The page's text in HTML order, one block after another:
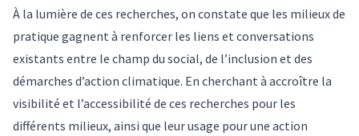
À la lumière de ces recherches, on constate que les milieux de
pratique gagnent à renforcer les liens et conversations
existants entre le champ du social, de l’inclusion et des
démarches d’action climatique. En cherchant à accroître la
visibilité et l’accessibilité de ces recherches pour les
différents milieux, ainsi que leur usage pour une action